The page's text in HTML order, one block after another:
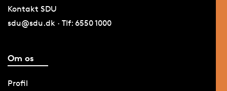
Kontakt SDU
sdu@sdu.dk · Tlf: 6550 1000
Om os
Profil